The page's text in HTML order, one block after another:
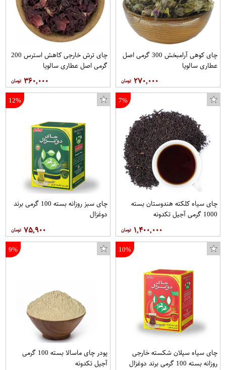
چای کوهی آرامبخش 300 گرمی اصل
عطاری سالویا
۲۷۰,۰۰۰
چای ترش خارجی کاهش استرس 200
گرمی اصل عطاری سالویا
۳۶۰,۰۰۰
7%
چای سیاه کلکته هندوستان بسته
1000 گرمی آجیل تکدونه
۱,۴۰۰,۰۰۰
12%
چای سبز روزانه بسته 100 گرمی برند
دوغزال
۷۵,۹۰۰
10%
چای سیاه سیلان شکسته خارجی
روزانه بسته 100 گرمی برند دوغزال
9%
پودر چای ماسالا بسته 100 گرمی
آجیل تکدونه